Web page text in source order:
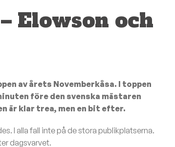
Elowson och
av årets Novemberkåsa. I toppen
före den svenska mästaren
är klar trea, men en bit efter.
I alla fall inte på de stora publikplatserna.
dagsvarvet.